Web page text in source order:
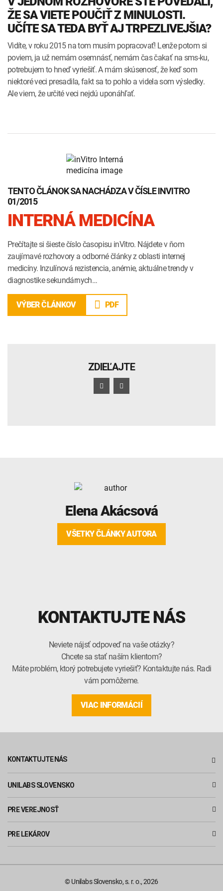
ŽE SA VIETE POUČIŤ Z MINULOSTI.
UČÍTE SA TEDA BYŤ AJ TRPEZLIVEJŠIA?
Vidíte, v roku 2015 na tom musím popracovať! Lenže potom si
poviem, ja už nemám osemnásť, nemám čas čakať na sms-ku,
potrebujem to hneď vyriešiť. A mám skúsenosť, že keď som
niektoré veci presadila, fakt sa to pohlo a videla som výsledky.
Ale viem, že určité veci nejdú uponáhľať.
TENTO ČLÁNOK SA NACHÁDZA V ČÍSLE INVITRO
01/2015
INTERNÁ MEDICÍNA
Prečítajte si šieste číslo časopisu inVitro. Nájdete v ňom
zaujímavé rozhovory a odborné články z oblasti internej
medicíny. Inzulínová rezistencia, anémie, aktuálne trendy v
diagnostike sekundárnych…
VÝBER ČLÁNKOV PDF
ZDIEĽAJTE
Elena Akácsová
VŠETKY ČLÁNKY AUTORA
KONTAKTUJTE NÁS
Neviete nájsť odpoveď na vaše otázky?
Chcete sa stať naším klientom?
Máte problém, ktorý potrebujete vyriešiť? Kontaktujte nás. Radi
vám pomôžeme.
VIAC INFORMÁCIÍ
KONTAKTUJTE NÁS
UNILABS SLOVENSKO
PRE VEREJNOSŤ
PRE LEKÁROV
© Unilabs Slovensko, s. r. o., 2026